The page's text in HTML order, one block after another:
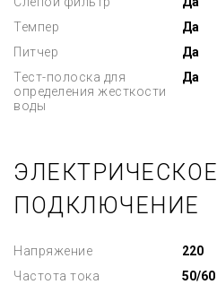
Темпер
Да
Питчер
Да
Тест-полоска для
определения жесткости
воды
Да
ЭЛЕКТРИЧЕСКОЕ
ПОДКЛЮЧЕНИЕ
Напряжение
220
Частота тока
50/60